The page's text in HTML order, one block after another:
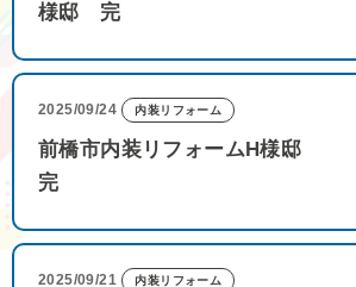
様邸 完
2025/09/24 内装リフォーム
前橋市内装リフォームH様邸
完
2025/09/21 内装リフォーム